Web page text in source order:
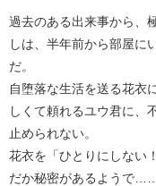
過去のある出来事から、
しは、半年前から部屋に
だ。
自堕落な生活を送る花衣
しくて頼れるユウ君に、
止められない。
花衣を「ひとりにしない
だか秘密があるようで……